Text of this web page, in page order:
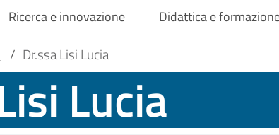
Ricerca e innovazione Didattica e
/ Dr.ssa Lisi Lucia
Lucia